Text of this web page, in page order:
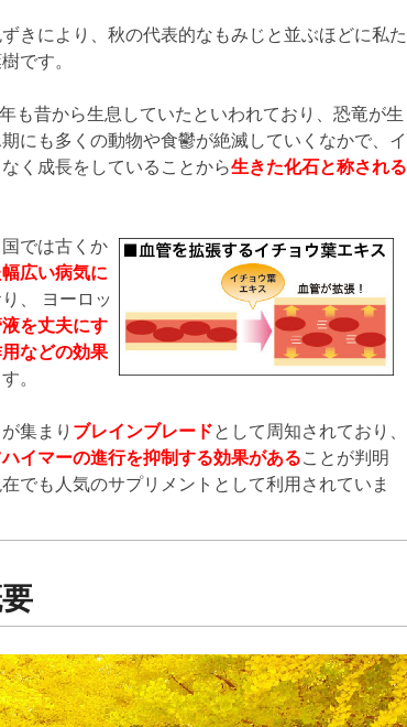
きにより、秋の代表的なもみじと並ぶほどに私た
です。
も昔から生息していたといわれており、恐竜が生
にも多くの動物や食鬱が絶滅していくなかで、イ
く成長をしていることから生きた化石と称される
では古くか
広い病気に
、 ヨーロッ
を丈夫にす
などの効果
。
集まり ブレインブレードとして周知されており、
イマーの進行を抑制する効果があることが判明
でも人気のサプリメントとして利用されていま